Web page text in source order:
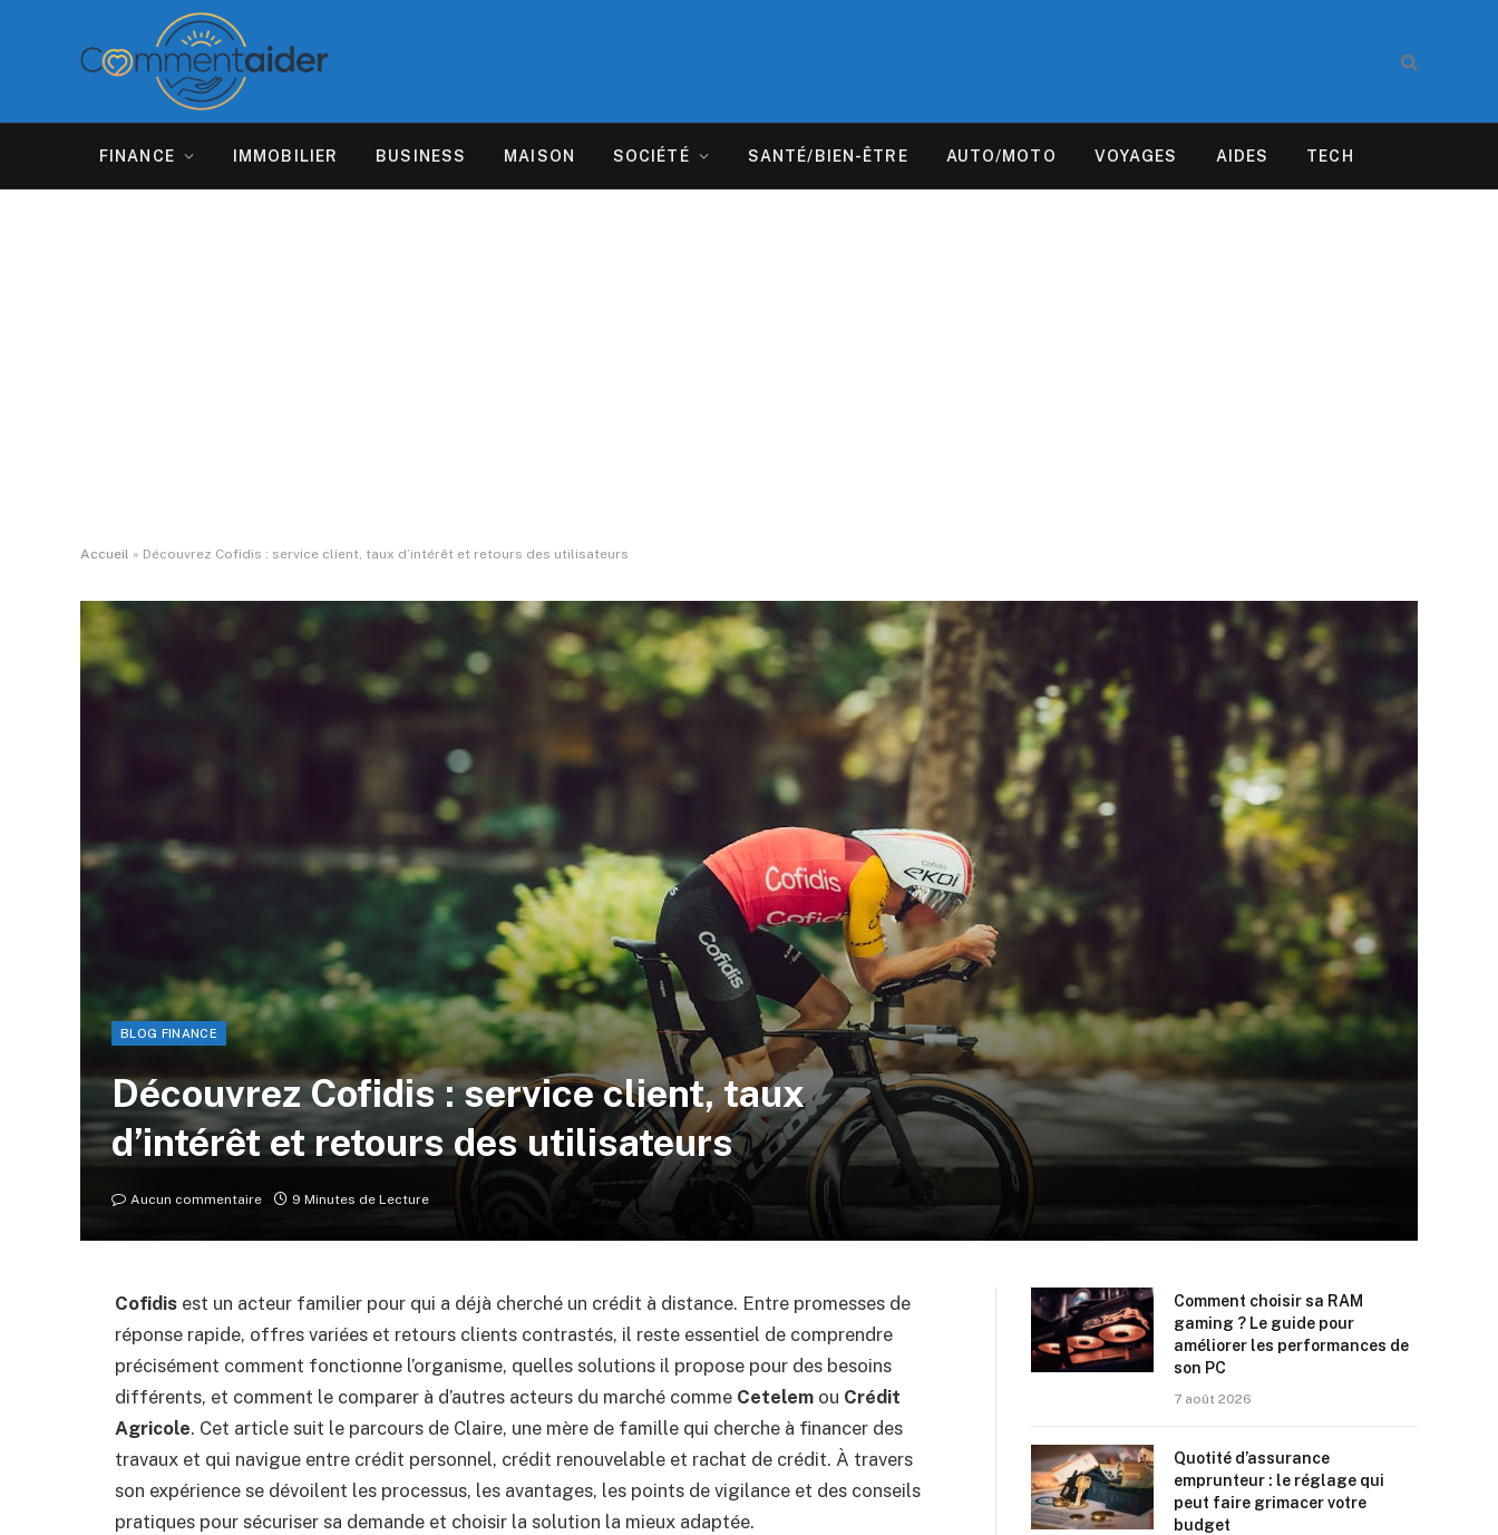
FINANCE IMMOBILIER BUSINESS MAISON SOCIÉTÉ SANTÉ/BIEN-ÊTRE AUTO/MOTO VOYAGES AIDES TECH
Accueil » Découvrez Cofidis : service client, taux d’intérêt et retours des utilisateurs
BLOG FINANCE
Découvrez Cofidis : service client, taux
d’intérêt et retours des utilisateurs
Aucun commentaire 9 Minutes de Lecture
Cofidis est un acteur familier pour qui a déjà cherché un crédit à distance. Entre promesses de
réponse rapide, offres variées et retours clients contrastés, il reste essentiel de comprendre
précisément comment fonctionne l’organisme, quelles solutions il propose pour des besoins
différents, et comment le comparer à d’autres acteurs du marché comme Cetelem ou Crédit
Agricole. Cet article suit le parcours de Claire, une mère de famille qui cherche à financer des
travaux et qui navigue entre crédit personnel, crédit renouvelable et rachat de crédit. À travers
son expérience se dévoilent les processus, les avantages, les points de vigilance et des conseils
pratiques pour sécuriser sa demande et choisir la solution la mieux adaptée.
Comment choisir sa RAM
gaming ? Le guide pour
améliorer les performances de
son PC
7 août 2026
Quotité d’assurance
emprunteur : le réglage qui
peut faire grimacer votre
budget